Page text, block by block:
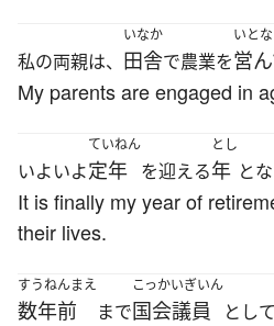
私の両親は、
いなか
田舎で農業を
いとな
営
My parents are engaged in
いよいよ
ていねん
定年 を迎える
とし
年 と
It is finally my year of
their lives.
すうねんまえ
数年前 まで
こっかいぎいん
国会議員 とし